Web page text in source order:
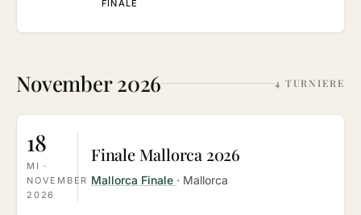
FINALE
November 2026 4 TURNIERE
18
MI ·
NOVEMBER
2026
Finale Mallorca 2026
Mallorca Finale · Mallorca